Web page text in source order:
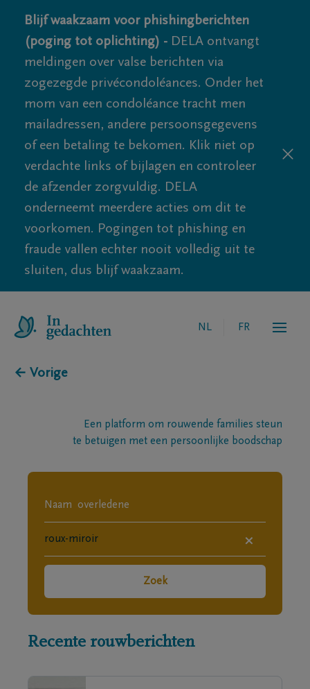
Blijf waakzaam voor phishingberichten
(poging tot oplichting) - DELA ontvangt
meldingen over valse berichten via
zogezegde privécondoléances. Onder het
mom van een condoléance tracht men
mailadressen, andere persoonsgegevens
of een betaling te bekomen. Klik niet op
verdachte links of bijlagen en controleer
de afzender zorgvuldig. DELA
onderneemt meerdere acties om dit te
voorkomen. Pogingen tot phishing en
fraude vallen echter nooit volledig uit te
sluiten, dus blijf waakzaam.
NL FR
← Vorige
Een platform om rouwende families steun
te betuigen met een persoonlijke boodschap
×
Zoek
Recente rouwberichten